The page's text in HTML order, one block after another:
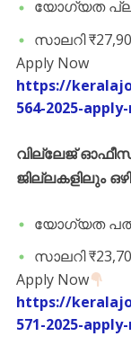
യോഗ്യത
സാലറി
Apply Now
https://
564-2025-
വില്ലേജ്
ജില്ലകളിലും
യോഗ്യത
സാലറി
Apply Now
https://
571-2025-